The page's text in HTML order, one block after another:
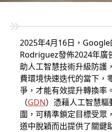
2025年4月16日，
Rodriguez發佈2024年廣
助人工智慧技術升級防護
費環境快速迭代的當下，
爭，才能有效提升轉換率
（GDN）憑藉人工智慧
圍，可精準鎖定目標受眾
道中脫穎而出提供了關鍵